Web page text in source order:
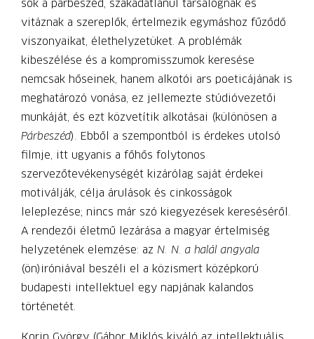
sok a párbeszéd, szakadatlanul társalognak és
vitáznak a szereplők, értelmezik egymáshoz fűződő
viszonyaikat, élethelyzetüket. A problémák
kibeszélése és a kompromisszumok keresése
nemcsak hőseinek, hanem alkotói ars poeticájának is
meghatározó vonása, ez jellemezte stúdióvezetői
munkáját, és ezt közvetítik alkotásai (különösen a
Párbeszéd). Ebből a szempontból is érdekes utolsó
filmje, itt ugyanis a főhős folytonos
szervezőtevékenységét kizárólag saját érdekei
motiválják, célja árulások és cinkosságok
leleplezése; nincs már szó kiegyezések kereséséről.
A rendezői életmű lezárása a magyar értelmiség
helyzetének elemzése: az N. N. a halál angyala
(ön)iróniával beszéli el a közismert középkorú
budapesti intellektuel egy napjának kalandos
történetét.